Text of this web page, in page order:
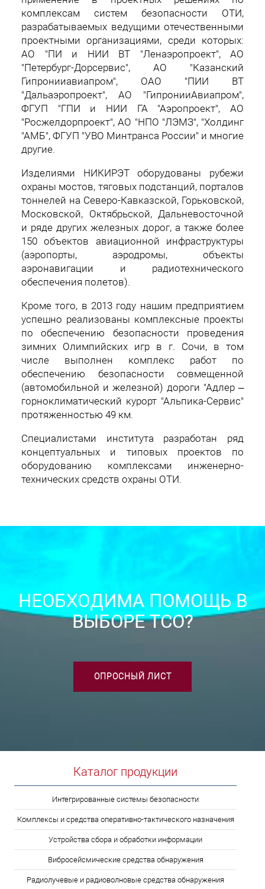
комплексам систем безопасности ОТИ,
разрабатываемых ведущими отечественными
проектными организациями, среди которых:
АО "ПИ и НИИ ВТ "Ленаэропроект", АО
"Петербург-Дорсервис", АО "Казанский
Гипронииавиапром", ОАО "ПИИ ВТ
"Дальаэропроект", АО "ГипронииАвиапром",
ФГУП "ГПИ и НИИ ГА "Аэропроект", АО
"Росжелдорпроект", АО "НПО "ЛЭМЗ", "Холдинг
"АМБ", ФГУП "УВО Минтранса России" и многие
другие.
Изделиями НИКИРЭТ оборудованы рубежи
охраны мостов, тяговых подстанций, порталов
тоннелей на Северо-Кавказской, Горьковской,
Московской, Октябрьской, Дальневосточной
и ряде других железных дорог, а также более
150 объектов авиационной инфраструктуры
(аэропорты, аэродромы, объекты
аэронавигации и радиотехнического
обеспечения полетов).
Кроме того, в 2013 году нашим предприятием
успешно реализованы комплексные проекты
по обеспечению безопасности проведения
зимних Олимпийских игр в г. Сочи, в том
числе выполнен комплекс работ по
обеспечению безопасности совмещенной
(автомобильной и железной) дороги "Адлер –
горноклиматический курорт "Альпика-Сервис"
протяженностью 49 км.
Специалистами института разработан ряд
концептуальных и типовых проектов по
оборудованию комплексами инженерно-
технических средств охраны ОТИ.
НЕОБХОДИМА ПОМОЩЬ В
ВЫБОРЕ ТСО?
ОПРОСНЫЙ ЛИСТ
Каталог продукции
Интегрированные системы безопасности
Комплексы и средства оперативно-тактического назначения
Устройства сбора и обработки информации
Вибросейсмические средства обнаружения
Радиолучевые и радиоволновые средства обнаружения